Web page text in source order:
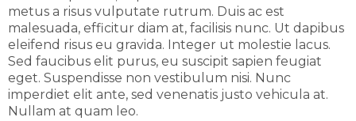
metus a risus vulputate rutrum. Duis ac est
malesuada, efficitur diam at, facilisis nunc. Ut dapibus
eleifend risus eu gravida. Integer ut molestie lacus.
Sed faucibus elit purus, eu suscipit sapien feugiat
eget. Suspendisse non vestibulum nisi. Nunc
imperdiet elit ante, sed venenatis justo vehicula at.
Nullam at quam leo.